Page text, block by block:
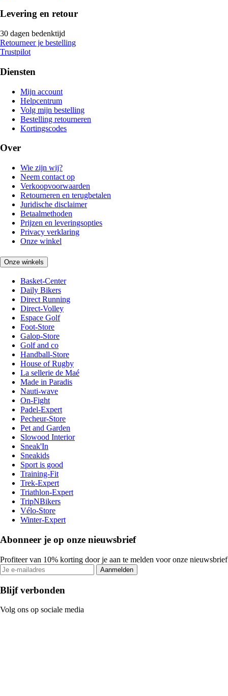
Levering en retour
30 dagen bedenktijd
Retourneer je bestelling
Trustpilot
Diensten
Mijn account
Helpcentrum
Volg mijn bestelling
Bestelling retourneren
Kortingscodes
Over
Wie zijn wij?
Neem contact op
Verkoopvoorwaarden
Retourneren en terugbetalen
Juridische disclaimer
Betaalmethoden
Prijzen en leveringsopties
Privacy verklaring
Onze winkel
Onze winkels
Basket-Center
Daily Bikers
Direct Running
Direct-Volley
Espace Golf
Foot-Store
Galop-Store
Golf and co
Handball-Store
House of Rugby
La sellerie de Maé
Made in Paradis
Nauti-wave
On-Fight
Padel-Expert
Pecheur-Store
Pet and Garden
Slowood Interior
Sneak'In
Sneakids
Sport is good
Training-Fit
Trek-Expert
Triathlon-Expert
TripNBikers
Vélo-Store
Winter-Expert
Abonneer je op onze nieuwsbrief
Profiteer van 10% korting door je aan te melden voor onze nieuwsbrief
Aanmelden
Blijf verbonden
Volg ons op sociale media